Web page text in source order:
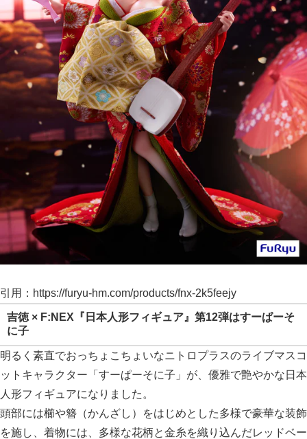
引用：https://furyu-hm.com/products/fnx-2k5feejy
吉徳 × F:NEX『日本人形フィギュア』第12弾はすーぱーそ
に子
明るく素直でおっちょこちょいなニトロプラスのライブマスコ
ットキャラクター「すーぱーそに子」が、優雅で艶やかな日本
人形フィギュアになりました。
頭部には櫛や簪（かんざし）をはじめとした多様で豪華な装飾
を施し、着物には、多様な花柄と金糸を織り込んだレッドベー